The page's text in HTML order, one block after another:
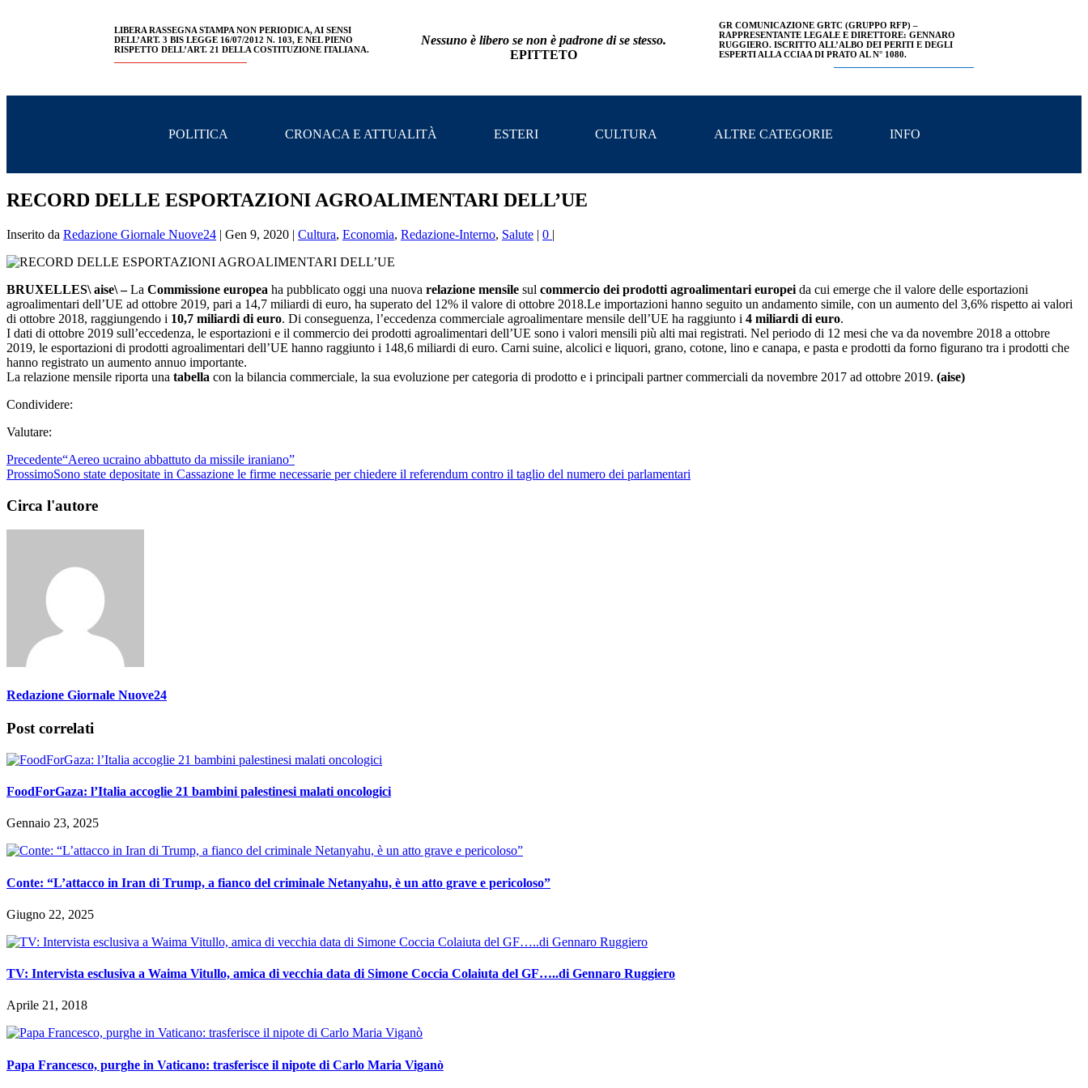
LIBERA RASSEGNA STAMPA NON PERIODICA, AI SENSI
DELL’ART. 3 BIS LEGGE 16/07/2012 N. 103, E NEL PIENO
RISPETTO DELL’ART. 21 DELLA COSTITUZIONE ITALIANA.
Nessuno è libero se non è padrone di se stesso.
EPITTETO
GR COMUNICAZIONE GRTC (GRUPPO RFP) –
RAPPRESENTANTE LEGALE E DIRETTORE: GENNARO
RUGGIERO. ISCRITTO ALL’ALBO DEI PERITI E DEGLI
ESPERTI ALLA CCIAA DI PRATO AL N° 1080.
POLITICA CRONACA E ATTUALITÀ ESTERI CULTURA ALTRE CATEGORIE INFO
RECORD DELLE ESPORTAZIONI AGROALIMENTARI DELL’UE
Inserito da Redazione Giornale Nuove24 | Gen 9, 2020 | Cultura, Economia, Redazione-Interno, Salute | 0 |
BRUXELLES\ aise\ –La Commissione europea ha pubblicato oggi una nuova relazione mensile sul commercio dei prodotti agroalimentari europei da cui emerge che il valore delle esportazioni
agroalimentari dell’UE ad ottobre 2019, pari a 14,7 miliardi di euro, ha superato del 12% il valore di ottobre 2018.Le importazioni hanno seguito un andamento simile, con un aumento del 3,6% rispetto ai valori
di ottobre 2018, raggiungendo i 10,7 miliardi di euro. Di conseguenza, l’eccedenza commerciale agroalimentare mensile dell’UE ha raggiunto i 4 miliardi di euro.
I dati di ottobre 2019 sull’eccedenza, le esportazioni e il commercio dei prodotti agroalimentari dell’UE sono i valori mensili più alti mai registrati. Nel periodo di 12 mesi che va da novembre 2018 a ottobre
2019, le esportazioni di prodotti agroalimentari dell’UE hanno raggiunto i 148,6 miliardi di euro. Carni suine, alcolici e liquori, grano, cotone, lino e canapa, e pasta e prodotti da forno figurano tra i prodotti che
hanno registrato un aumento annuo importante.
La relazione mensile riporta una tabella con la bilancia commerciale, la sua evoluzione per categoria di prodotto e i principali partner commerciali da novembre 2017 ad ottobre 2019. (aise)
Condividere:
Valutare:
Precedente“Aereo ucraino abbattuto da missile iraniano”
ProssimoSono state depositate in Cassazione le firme necessarie per chiedere il referendum contro il taglio del numero dei parlamentari
Circa l'autore
Redazione Giornale Nuove24
Post correlati
FoodForGaza: l’Italia accoglie 21 bambini palestinesi malati oncologici
Gennaio 23, 2025
Conte: “L’attacco in Iran di Trump, a fianco del criminale Netanyahu, è un atto grave e pericoloso”
Giugno 22, 2025
TV: Intervista esclusiva a Waima Vitullo, amica di vecchia data di Simone Coccia Colaiuta del GF…..di Gennaro Ruggiero
Aprile 21, 2018
Papa Francesco, purghe in Vaticano: trasferisce il nipote di Carlo Maria Viganò